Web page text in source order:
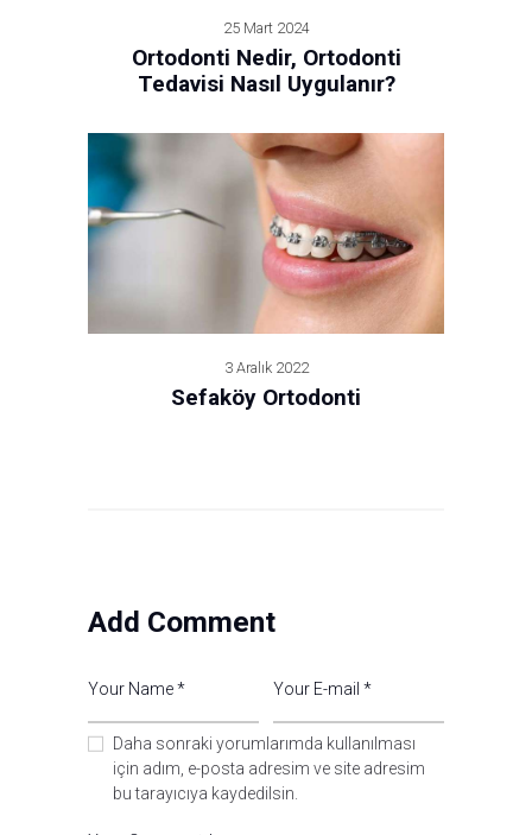
25 Mart 2024
Ortodonti Nedir, Ortodonti
Tedavisi Nasıl Uygulanır?
3 Aralık 2022
Sefaköy Ortodonti
Add Comment
Daha sonraki yorumlarımda kullanılması
için adım, e-posta adresim ve site adresim
bu tarayıcıya kaydedilsin.